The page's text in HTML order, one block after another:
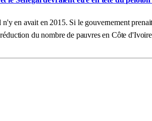
en avait en 2015. Si le gouvernement
du nombre de pauvres en Côte